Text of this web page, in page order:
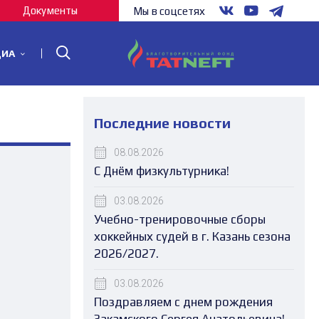
Документы Мы в соцсетях
Последние новости
08.08.2026
С Днём физкультурника!
03.08.2026
Учебно-тренировочные сборы
хоккейных судей в г. Казань сезона
2026/2027.
03.08.2026
Поздравляем с днем рождения